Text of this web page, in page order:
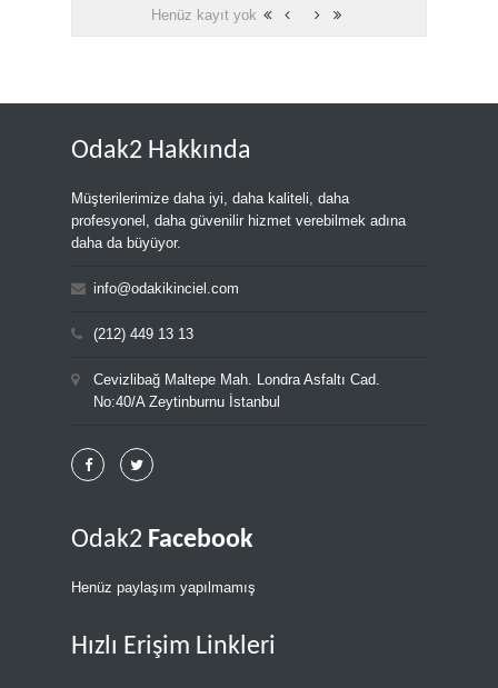
Henüz kayıt yok
Odak2 Hakkında
Müşterilerimize daha iyi, daha kaliteli, daha
profesyonel, daha güvenilir hizmet verebilmek adına
daha da büyüyor.
info@odakikinciel.com
(212) 449 13 13
Cevizlibağ Maltepe Mah. Londra Asfaltı Cad.
No:40/A Zeytinburnu İstanbul
Odak2 Facebook
Henüz paylaşım yapılmamış
Hızlı Erişim Linkleri